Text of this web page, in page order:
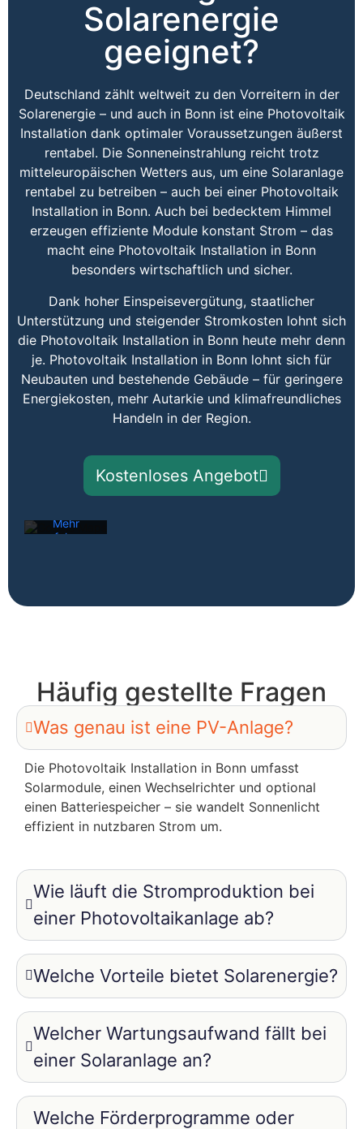
Solarenergie
geeignet?
Deutschland zählt weltweit zu den Vorreitern in der
Solarenergie – und auch in Bonn ist eine Photovoltaik
Installation dank optimaler Voraussetzungen äußerst
rentabel. Die Sonneneinstrahlung reicht trotz
mitteleuropäischen Wetters aus, um eine Solaranlage
rentabel zu betreiben – auch bei einer Photovoltaik
Installation in Bonn. Auch bei bedecktem Himmel
erzeugen effiziente Module konstant Strom – das
macht eine Photovoltaik Installation in Bonn
besonders wirtschaftlich und sicher.
Dank hoher Einspeisevergütung, staatlicher
Unterstützung und steigender Stromkosten lohnt sich
die Photovoltaik Installation in Bonn heute mehr denn
je. Photovoltaik Installation in Bonn lohnt sich für
Neubauten und bestehende Gebäude – für geringere
Energiekosten, mehr Autarkie und klimafreundliches
Handeln in der Region.
Kostenloses Angebot
akzeptieren
Datenschutzerklärung
Mehr
erfahren
Häufig gestellte Fragen
Was genau ist eine PV-Anlage?
Die Photovoltaik Installation in Bonn umfasst
Solarmodule, einen Wechselrichter und optional
einen Batteriespeicher – sie wandelt Sonnenlicht
effizient in nutzbaren Strom um.
Wie läuft die Stromproduktion bei
einer Photovoltaikanlage ab?
Welche Vorteile bietet Solarenergie?
Welcher Wartungsaufwand fällt bei
einer Solaranlage an?
Welche Förderprogramme oder